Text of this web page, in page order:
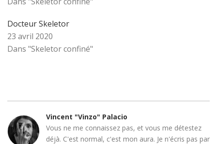
Docteur Skeletor
23 avril 2020
Dans "Skeletor confiné"
Vincent "Vinzo" Palacio
Vous ne me connaissez pas, et vous me détestez
déjà. C'est normal, c'est mon aura. Je n'écris pas par